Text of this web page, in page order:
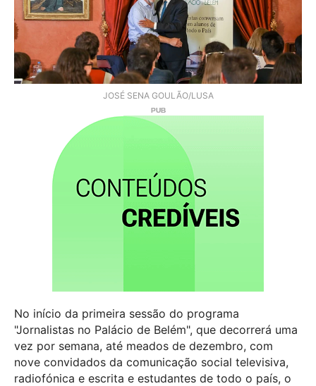
JOSÉ SENA GOULÃO/LUSA
No início da primeira sessão do programa
"Jornalistas no Palácio de Belém", que decorrerá uma
vez por semana, até meados de dezembro, com
nove convidados da comunicação social televisiva,
radiofónica e escrita e estudantes de todo o país, o